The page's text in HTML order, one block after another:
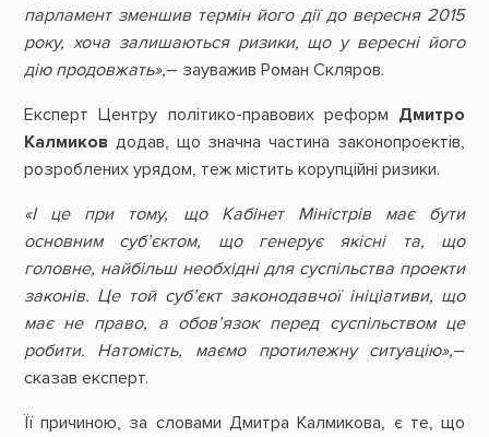
парламент зменшив термін його дії до вересня 2015
року, хоча залишаються ризики, що у вересні його
дію продовжать»,– зауважив Роман Скляров.
Експерт Центру політико-правових реформ Дмитро
Калмиков додав, що значна частина законопроектів,
розроблених урядом, теж містить корупційні ризики.
«І це при тому, що Кабінет Міністрів має бути
основним суб’єктом, що генерує якісні та, що
головне, найбільш необхідні для суспільства проекти
законів. Це той суб’єкт законодавчої ініціативи, що
має не право, а обов’язок перед суспільством це
робити. Натомість, маємо протилежну ситуацію»,–
сказав експерт.
Її причиною, за словами Дмитра Калмикова, є те, що